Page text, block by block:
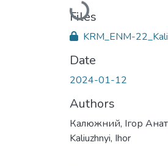
Loading...
Files
KRM_ENM-
Date
2024-01-12
Authors
Калюжний, Ігор
Kaliuzhnyi, Ihor